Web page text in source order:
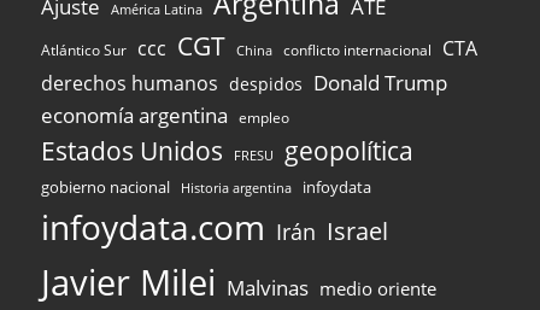
Ajuste América Latina ATE
Atlántico Sur ccc CGT China conflicto internacional CTA
derechos humanos despidos Donald Trump
economía argentina
empleo
Estados Unidos FRESU geopolítica
gobierno nacional Historia argentina infoydata
infoydata.com Irán Israel
Javier Milei Malvinas medio oriente